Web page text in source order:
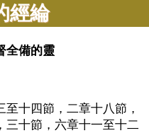
經綸
全備的靈
十四節，二章十八節，
三十節，六章十一至十二